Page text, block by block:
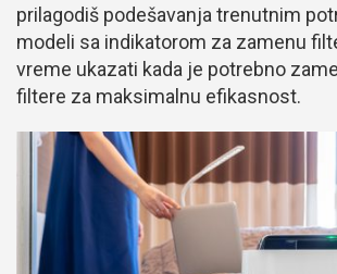
prilagodiš podešavanja trenutnim
modeli sa indikatorom za zamenu
vreme ukazati kada je potrebno
filtere za maksimalnu efikasnost.